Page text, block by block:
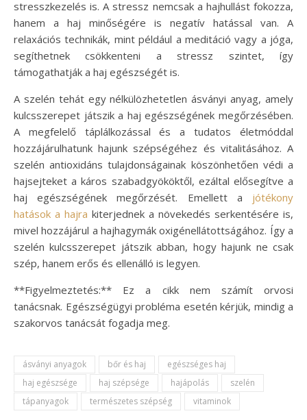
stresszkezelés is. A stressz nemcsak a hajhullást fokozza,
hanem a haj minőségére is negatív hatással van. A
relaxációs technikák, mint például a meditáció vagy a jóga,
segíthetnek csökkenteni a stressz szintet, így
támogathatják a haj egészségét is.
A szelén tehát egy nélkülözhetetlen ásványi anyag, amely
kulcsszerepet játszik a haj egészségének megőrzésében.
A megfelelő táplálkozással és a tudatos életmóddal
hozzájárulhatunk hajunk szépségéhez és vitalitásához. A
szelén antioxidáns tulajdonságainak köszönhetően védi a
hajsejteket a káros szabadgyököktől, ezáltal elősegítve a
haj egészségének megőrzését. Emellett a jótékony
hatások a hajra kiterjednek a növekedés serkentésére is,
mivel hozzájárul a hajhagymák oxigénellátottságához. Így a
szelén kulcsszerepet játszik abban, hogy hajunk ne csak
szép, hanem erős és ellenálló is legyen.
**Figyelmeztetés:** Ez a cikk nem számít orvosi
tanácsnak. Egészségügyi probléma esetén kérjük, mindig a
szakorvos tanácsát fogadja meg.
ásványi anyagok bőr és haj
egészséges haj
haj egészsége
haj szépsége hajápolás
szelén
tápanyagok
természetes szépség vitaminok